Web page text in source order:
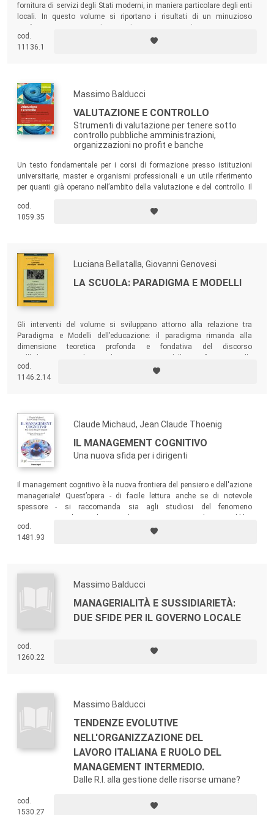
fornitura di servizi degli Stati moderni, in maniera particolare degli enti
locali. In questo volume si riportano i risultati di un minuzioso
Unito, Belgio, Germania, in modo da far emergere i punti di forza e di
debolezza dei vari sistemi.
cod.
11136.1
Massimo Balducci
VALUTAZIONE E CONTROLLO
Strumenti di valutazione per tenere sotto
controllo pubbliche amministrazioni,
organizzazioni no profit e banche
Un testo fondamentale per i corsi di formazione presso istituzioni
universitarie, master e organismi professionali e un utile riferimento
per quanti già operano nell’ambito della valutazione e del controllo. Il
cittadini da qualunque sopruso e assicurare l’efficiente ed efficace uso
delle risorse, ma sono spesso oggetto di malintesi e veri e propri errori
cod.
1059.35
Luciana Bellatalla, Giovanni Genovesi
LA SCUOLA: PARADIGMA E MODELLI
Gli interventi del volume si sviluppano attorno alla relazione tra
Paradigma e Modelli dell’educazione: il paradigma rimanda alla
dimensione teoretica profonda e fondativa del discorso
interpretazioni concrete del paradigma e, talora, a interpretazioni di
altri princìpi di natura ideologica, etica, economica o politica.
cod.
1146.2.14
Claude Michaud, Jean Claude Thoenig
IL MANAGEMENT COGNITIVO
Una nuova sfida per i dirigenti
Il management cognitivo è la nuova frontiera del pensiero e dell'azione
manageriale! Quest’opera - di facile lettura anche se di notevole
spessore - si raccomanda sia agli studiosi del fenomeno
impegnati a guidare le loro organizzazioni nel nostro mondo
turbolento.
cod.
1481.93
Massimo Balducci
MANAGERIALITÀ E SUSSIDIARIETÀ:
DUE SFIDE PER IL GOVERNO LOCALE
cod.
1260.22
Massimo Balducci
TENDENZE EVOLUTIVE
NELL'ORGANIZZAZIONE DEL
LAVORO ITALIANA E RUOLO DEL
MANAGEMENT INTERMEDIO.
Dalle R.I. alla gestione delle risorse umane?
cod.
1530.27